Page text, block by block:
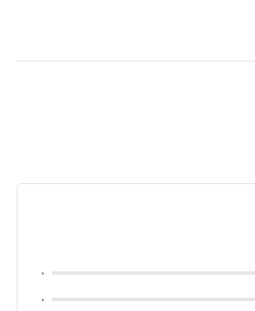
۰
۰